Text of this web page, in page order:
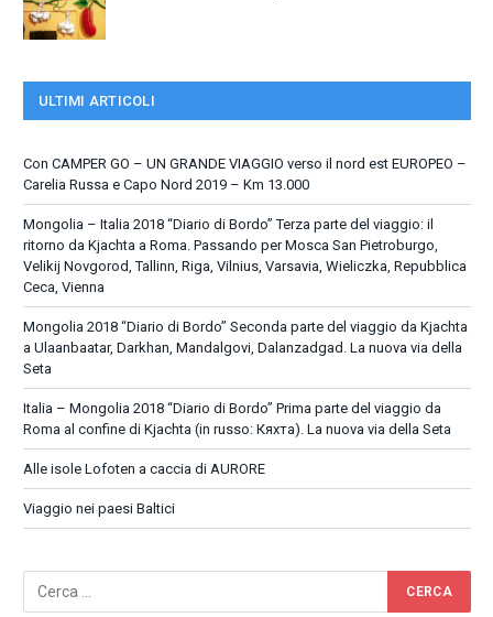
ULTIMI ARTICOLI
Con CAMPER GO – UN GRANDE VIAGGIO verso il nord est EUROPEO –
Carelia Russa e Capo Nord 2019 – Km 13.000
Mongolia – Italia 2018 “Diario di Bordo” Terza parte del viaggio: il
ritorno da Kjachta a Roma. Passando per Mosca San Pietroburgo,
Velikij Novgorod, Tallinn, Riga, Vilnius, Varsavia, Wieliczka, Repubblica
Ceca, Vienna
Mongolia 2018 “Diario di Bordo” Seconda parte del viaggio da Kjachta
a Ulaanbaatar, Darkhan, Mandalgovi, Dalanzadgad. La nuova via della
Seta
Italia – Mongolia 2018 “Diario di Bordo” Prima parte del viaggio da
Roma al confine di Kjachta (in russo: Кяхта). La nuova via della Seta
Alle isole Lofoten a caccia di AURORE
Viaggio nei paesi Baltici